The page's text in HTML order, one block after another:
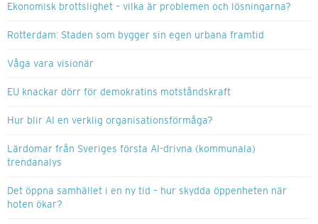
Ekonomisk brottslighet – vilka är problemen och lösningarna?
Rotterdam: Staden som bygger sin egen urbana framtid
Våga vara visionär
EU knackar dörr för demokratins motståndskraft
Hur blir AI en verklig organisationsförmåga?
Lärdomar från Sveriges första AI-drivna (kommunala)
trendanalys
Det öppna samhället i en ny tid – hur skydda öppenheten när
hoten ökar?